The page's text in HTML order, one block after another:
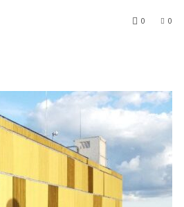
0
0